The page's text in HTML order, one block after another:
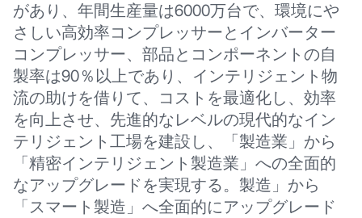
があり、年間生産量は6000万台で、環境にや
さしい高効率コンプレッサーとインバーター
コンプレッサー、部品とコンポーネントの自
製率は90％以上であり、インテリジェント物
流の助けを借りて、コストを最適化し、効率
を向上させ、先進的なレベルの現代的なイン
テリジェント工場を建設し、「製造業」から
「精密インテリジェント製造業」への全面的
なアップグレードを実現する。製造」から
「スマート製造」へ全面的にアップグレード